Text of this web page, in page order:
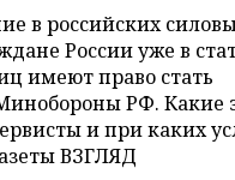
в российских
России уже в
имеют право стать
РФ. Какие
и при каких
ВЗГЛЯД